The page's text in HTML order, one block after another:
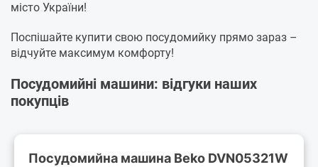
місто України!
Поспішайте купити свою посудомийку прямо зараз –
відчуйте максимум комфорту!
Посудомийні машини: відгуки наших
покупців
Посудомийна машина Beko DVN05321W